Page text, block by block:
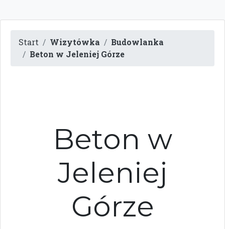
Start Wizytówka
Budowlanka
Beton w Jeleniej Górze
Beton w
Jeleniej
Górze